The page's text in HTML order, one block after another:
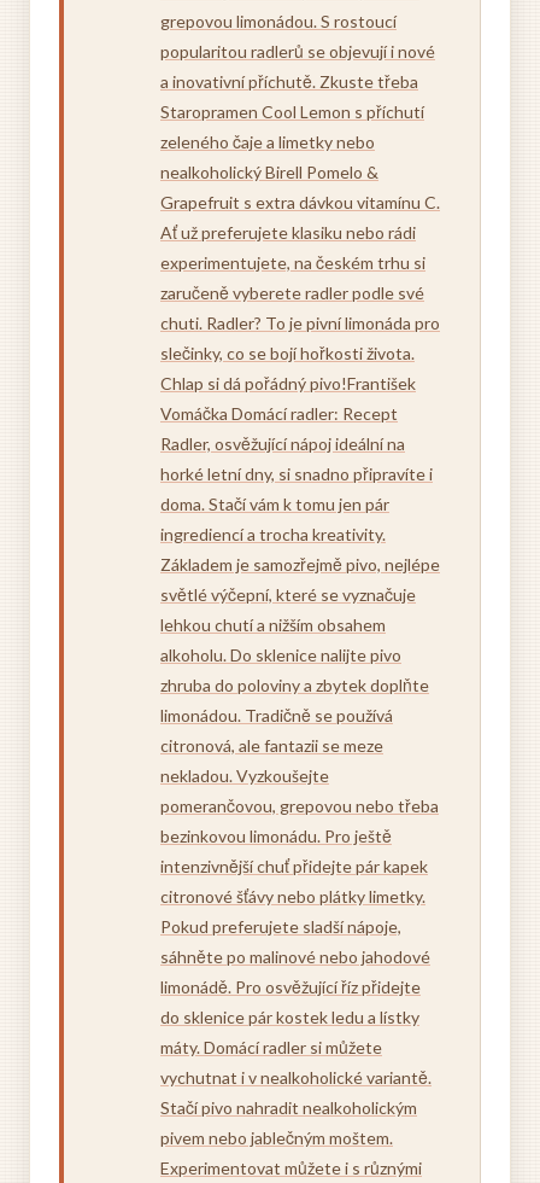
grepovou limonádou. S rostoucí
popularitou radlerů se objevují i nové
a inovativní příchutě. Zkuste třeba
Staropramen Cool Lemon s příchutí
zeleného čaje a limetky nebo
nealkoholický Birell Pomelo &
Grapefruit s extra dávkou vitamínu C.
Ať už preferujete klasiku nebo rádi
experimentujete, na českém trhu si
zaručeně vyberete radler podle své
chuti. Radler? To je pivní limonáda pro
slečinky, co se bojí hořkosti života.
Chlap si dá pořádný pivo!František
Vomáčka Domácí radler: Recept
Radler, osvěžující nápoj ideální na
horké letní dny, si snadno připravíte i
doma. Stačí vám k tomu jen pár
ingrediencí a trocha kreativity.
Základem je samozřejmě pivo, nejlépe
světlé výčepní, které se vyznačuje
lehkou chutí a nižším obsahem
alkoholu. Do sklenice nalijte pivo
zhruba do poloviny a zbytek doplňte
limonádou. Tradičně se používá
citronová, ale fantazii se meze
nekladou. Vyzkoušejte
pomerančovou, grepovou nebo třeba
bezinkovou limonádu. Pro ještě
intenzivnější chuť přidejte pár kapek
citronové šťávy nebo plátky limetky.
Pokud preferujete sladší nápoje,
sáhněte po malinové nebo jahodové
limonádě. Pro osvěžující říz přidejte
do sklenice pár kostek ledu a lístky
máty. Domácí radler si můžete
vychutnat i v nealkoholické variantě.
Stačí pivo nahradit nealkoholickým
pivem nebo jablečným moštem.
Experimentovat můžete i s různými